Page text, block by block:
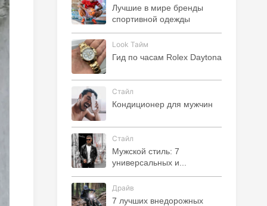
Лучшие в мире бренды
спортивной одежды
Look Тайм
Гид по часам Rolex Daytona
Стайл
Кондиционер для мужчин
Стайл
Мужской стиль: 7
универсальных и...
Драйв
7 лучших внедорожных